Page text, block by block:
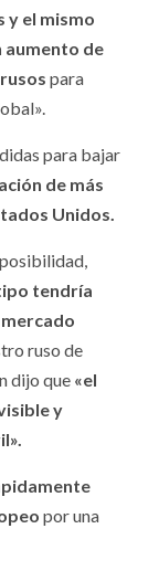
y el mismo
aumento de
para
para bajar
de más
Unidos.
tendría
ruso de
dijo que «el
y
por una